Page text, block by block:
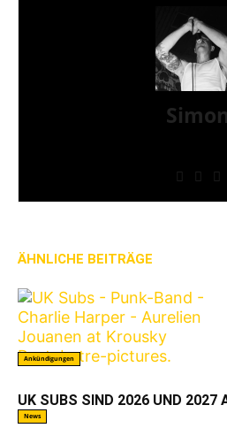
Simon
ÄHNLICHE BEITRÄGE
Ankündigungen
UK SUBS SIND 2026 UND 2027
News